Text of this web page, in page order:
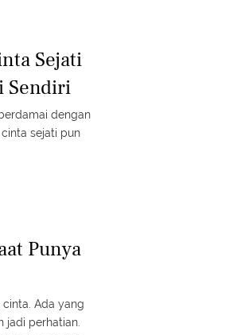
Sejati
Sendiri
dengan
sejati pun
Punya
Ada yang
jadi perhatian.